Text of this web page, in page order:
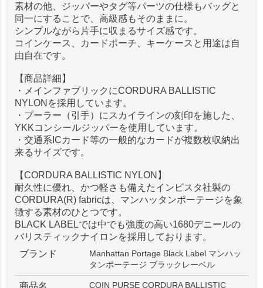
素材の他、ジッパーやタグ等パーツの仕様もバッグと
同一にすることで、高級感もそのままに。
シンプルながら片手に収まるサイズ感です。
コインケース、カードポーチ、キーケースと用途は自
由自在です。
【商品詳細】
・メインファブリックにCORDURA BALLISTIC
NYLONを採用しています。
・プーラー（引手）にスカイラインの刻印を施した、
YKKコンシールジッパーを使用しています。
・交通系ICカード等の一般的なカードが複数枚収納出
来るサイズです。
【CORDURA BALLISTIC NYLON】
耐久性に優れ、かつ軽さも備えたインビスタ社製の
CORDURA(R) fabricは、マンハッタンポーテージを象
徴する素材のひとつです。
BLACK LABELでは中でも強度の高い1680デニールの
バリスティックナイロンを採用しております。
ブランド
Manhattan Portage Black Label マンハッ
タンポーテージ ブラックレーベル
COIN PURSE CORDURA BALLISTIC